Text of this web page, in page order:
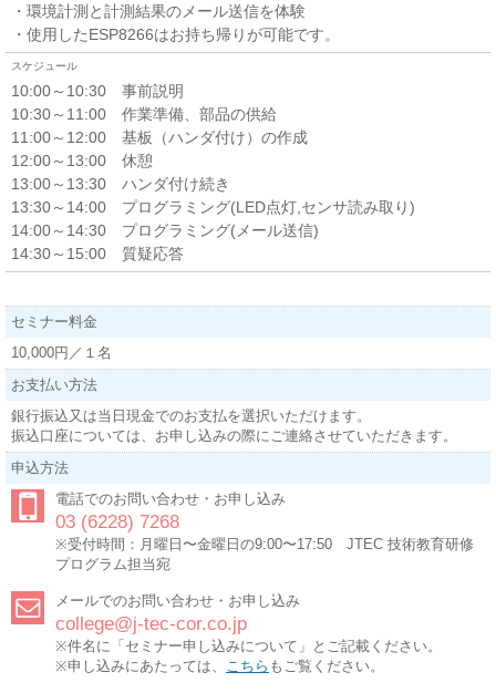
・環境計測と計測結果のメール送信を体験
・使用したESP8266はお持ち帰りが可能です。
スケジュール
10:00～10:30 事前説明
10:30～11:00 作業準備、部品の供給
11:00～12:00 基板（ハンダ付け）の作成
12:00～13:00 休憩
13:00～13:30 ハンダ付け続き
13:30～14:00 プログラミング(LED点灯,センサ読み取り)
14:00～14:30 プログラミング(メール送信)
14:30～15:00 質疑応答
セミナー料金
10,000円／１名
お支払い方法
銀行振込又は当日現金でのお支払を選択いただけます。
振込口座については、お申し込みの際にご連絡させていただきます。
申込方法
電話でのお問い合わせ・お申し込み
03 (6228) 7268
※受付時間：月曜日〜金曜日の9:00〜17:50 JTEC 技術教育研修
プログラム担当宛
メールでのお問い合わせ・お申し込み
college@j-tec-cor.co.jp
※件名に「セミナー申し込みについて」とご記載ください。
※申し込みにあたっては、
こちら もご覧ください。